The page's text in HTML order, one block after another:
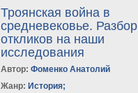
Троянская война в
средневековье. Разбор
откликов на наши
исследования
Автор: Фоменко Анатолий
Жанр: История;